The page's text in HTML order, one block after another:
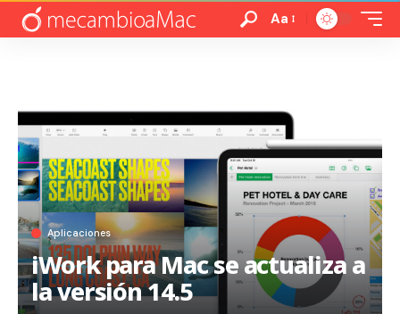
Aa
Aplicaciones
iWork para Mac se actualiza a
la versión 14.5